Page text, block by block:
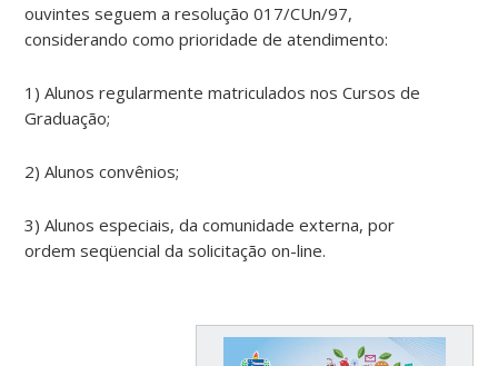
ouvintes seguem a resolução 017/CUn/97,
considerando como prioridade de atendimento:
1) Alunos regularmente matriculados nos Cursos de
Graduação;
2) Alunos convênios;
3) Alunos especiais, da comunidade externa, por
ordem seqüencial da solicitação on-line.